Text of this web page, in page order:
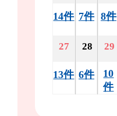
14件 7件 8件
27
13件
28
6件
29
10
件